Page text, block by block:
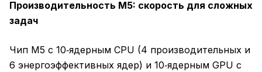
Производительность M5: скорость для сложных
задач
Чип M5 с 10‑ядерным CPU (4 производительных и
6 энергоэффективных ядер) и 10‑ядерным GPU с